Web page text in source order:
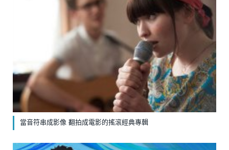
當音符串成影像 翻拍成電影的搖滾經典專輯